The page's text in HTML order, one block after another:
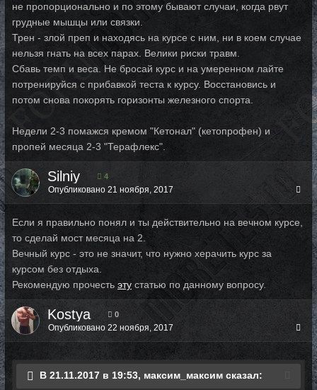
не пропорционально и по этому бывают случаи, когда рвут
грудные мышцы или связки.
Трен - злой преп и находясь на курсе с ним, ни в коем случае
нельзя гнать на всех парах. Велики риски травм.
Сбавь темп и веса. Не бросай курс и на умеренном лайте
потренируйся с прибавкой теста к курсу. Восстановись и
потом снова покорять горизонты железного спорта.
Недели 2-3 помажся кремом "Кетонал" (кетопрофен) и
пропей месяца 2-3 "Терафлекс".
Silniy 4
Опубликовано 21 ноября, 2017
Если я правильно понял и ты действительно на вечном курсе,
то сделай мост месяца на 2.
Вечный курс - это не значит, что нужно херачить курс за
курсом без отдыха.
Рекомендую прочесть эту статью по данному вопросу.
Kostya 0
Опубликовано 22 ноября, 2017
В 21.11.2017 в 19:53, максим_максим сказал: